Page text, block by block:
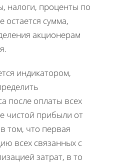
налоги, проценты по
остается сумма,
акционерам
индикатором,
после оплаты всех
чистой прибыли от
том, что первая
всех связанных с
затрат, в то